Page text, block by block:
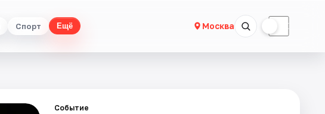
Спорт Ещё Москва ☾
Событие